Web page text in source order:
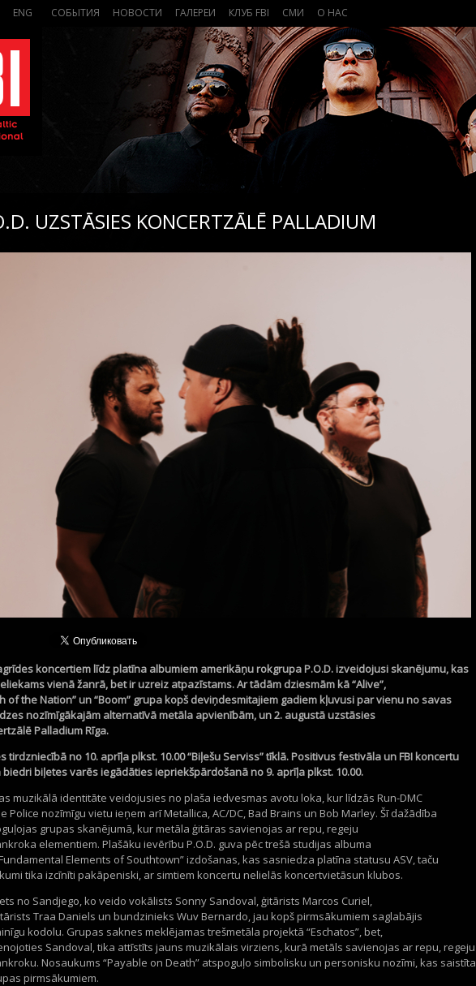
ENG СОБЫТИЯ НОВОСТИ ГАЛЕРЕИ КЛУБ FBI СМИ О НАС
UZSTĀSIES KONCERTZĀLĒ PALLADIUM
koncertiem līdz platīna albumiem amerikāņu rokgrupa P.O.D. izveidojusi skanējumu, kas
vienā žanrā, bet ir uzreiz atpazīstams. Ar tādām dziesmām kā “Alive”,
oftheNation” un “Boom” grupa kopš deviņdesmitajiem gadiem kļuvusi par vienu no savas
nozīmīgākajām alternatīvā metāla apvienībām, un 2. augustā uzstāsies
PalladiumRīga.
tirdzniecībā no 10. aprīļaplkst. 10.00 “Biļešu Serviss” tīklā.Positivusfestivāla un FBI koncertu
biedri biļetes varēs iegādātiesiepriekšpārdošanāno 9. aprīļa plkst. 10.00.
muzikālā identitāte veidojusies no plaša iedvesmas avotu loka, kur līdzās Run-DMC
Police nozīmīgu vietu ieņem arī Metallica, AC/DC, Bad Brains un Bob Marley. Šī dažādība
grupas skanējumā, kur metāla ģitāras savienojas ar repu, regeju
elementiem. Plašāku ievērību P.O.D. guva pēc trešā studijas albuma
Elements of Southtown” izdošanas, kas sasniedza platīna statusu ASV, taču
tika izcīnīti pakāpeniski, ar simtiem koncertu nelielās koncertvietāsun klubos.
no Sandjego, ko veido vokālists Sonny Sandoval, ģitārists Marcos Curiel,
Traa Daniels un bundzinieks WuvBernardo, jau kopš pirmsākumiem saglabājis
kodolu. Grupas saknes meklējamas trešmetāla projektā “Eschatos”, bet,
Sandoval, tika attīstīts jauns muzikālais virziens, kurā metāls savienojas ar repu, regeju
. Nosaukums “Payable on Death” atspoguļo simbolisku un personisku nozīmi, kas saistīta
pirmsākumiem.